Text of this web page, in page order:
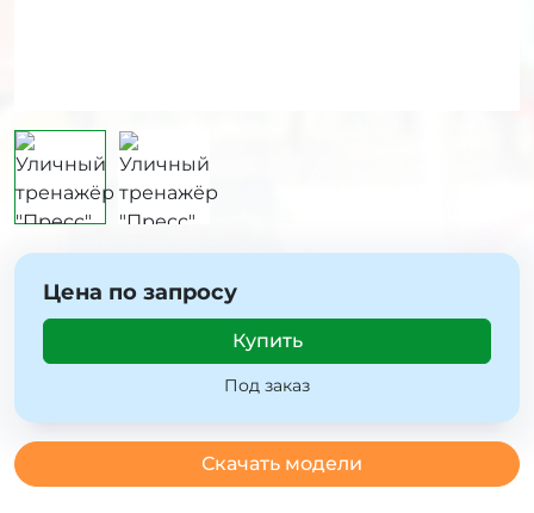
Цена по запросу
Купить
Под заказ
Скачать модели